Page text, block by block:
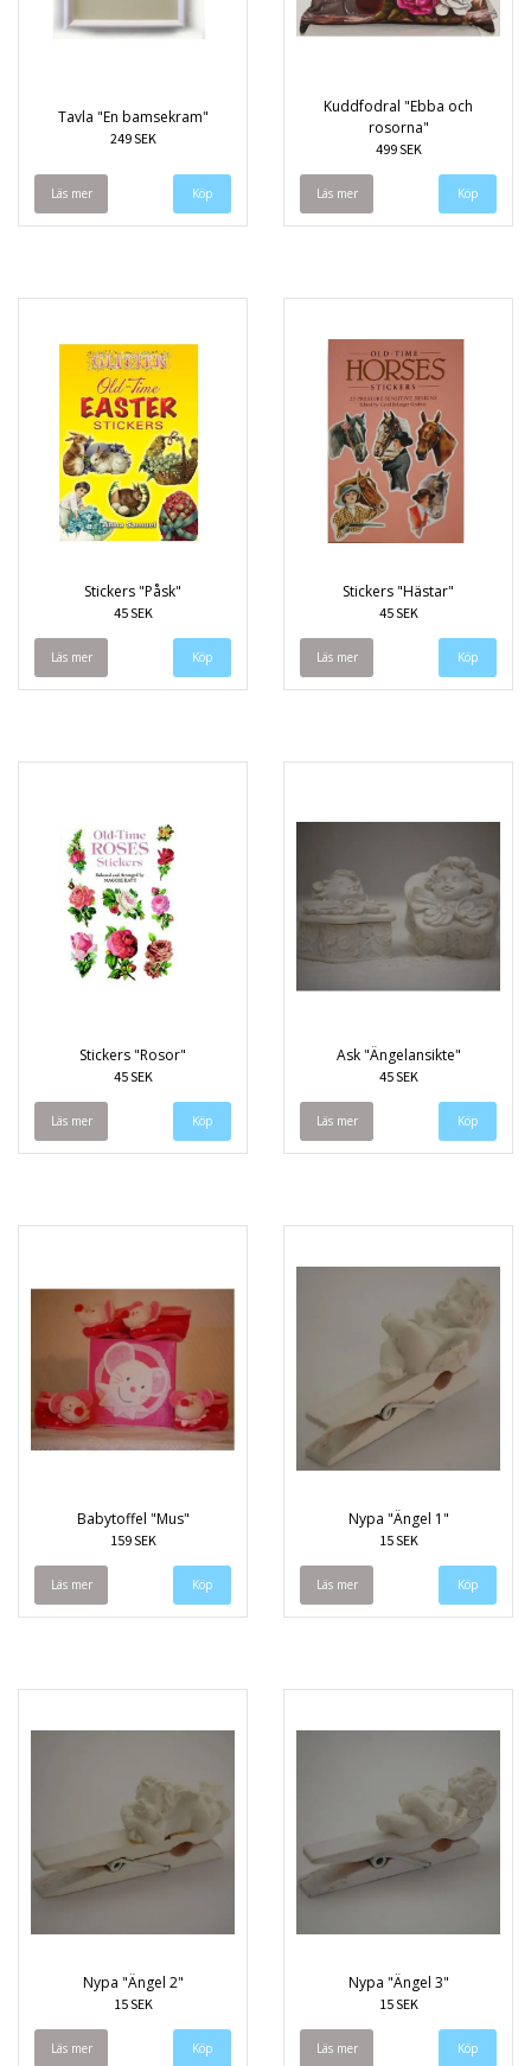
Tavla "En bamsekram"
249 SEK
Läs mer
Kuddfodral "Ebba och
rosorna"
499 SEK
Läs mer
Stickers "Påsk"
45 SEK
Läs mer
Stickers "Hästar"
45 SEK
Läs mer
Stickers "Rosor"
45 SEK
Läs mer
Ask "Ängelansikte"
45 SEK
Läs mer
Babytoffel "Mus"
159 SEK
Läs mer
Nypa "Ängel 1"
15 SEK
Läs mer
Nypa "Ängel 2"
15 SEK
Läs mer
Nypa "Ängel 3"
15 SEK
Läs mer